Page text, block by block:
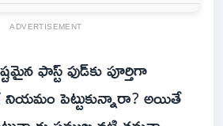
ADVERTISEMENT
ఫాస్ట్ ఫుడ్‌కు పూర్తిగా
పెట్టుకున్నారా? అయితే